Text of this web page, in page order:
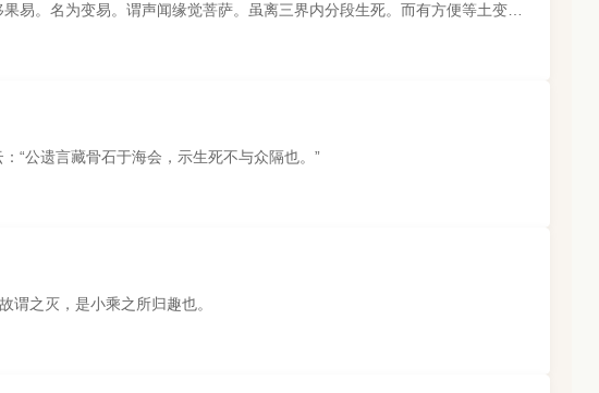
易。名为变易。谓声闻缘觉菩萨。虽离三界内分段生死。而有方便等土变易
“公遗言藏骨石于海会，示生死不与众隔也。”
谓之灭，是小乘之所归趣也。